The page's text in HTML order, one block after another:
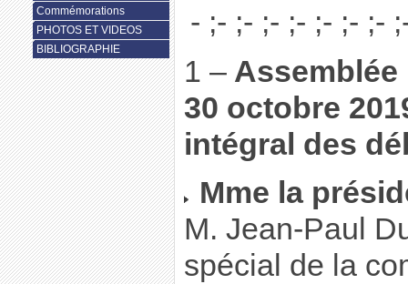
- ;- ;- ;- ;- ;- ;- ;-
1 –Assemblée
30 octobre
intégral des
Mme la
M. Jean-Paul
spécial de la
Commémorations
PHOTOS ET VIDEOS
BIBLIOGRAPHIE